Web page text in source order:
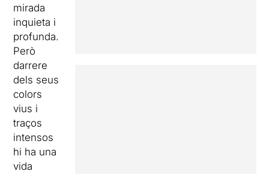
mirada
inquieta i
profunda.
Però
darrere
dels seus
colors
vius i
traços
intensos
hi ha una
vida